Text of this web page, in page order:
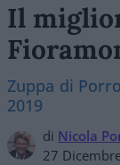
Il
Zuppa di
2019
di Nicola
27